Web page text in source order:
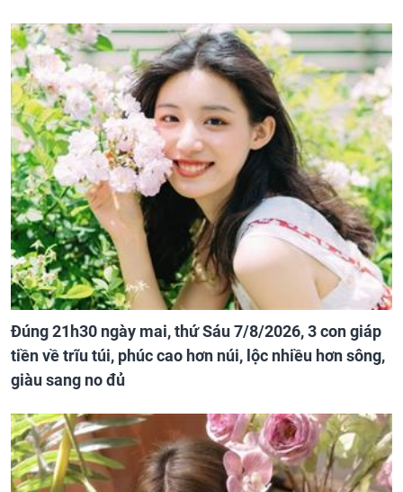
Đúng 21h30 ngày mai, thứ Sáu 7/8/2026, 3 con giáp
tiền về trĩu túi, phúc cao hơn núi, lộc nhiều hơn sông,
giàu sang no đủ